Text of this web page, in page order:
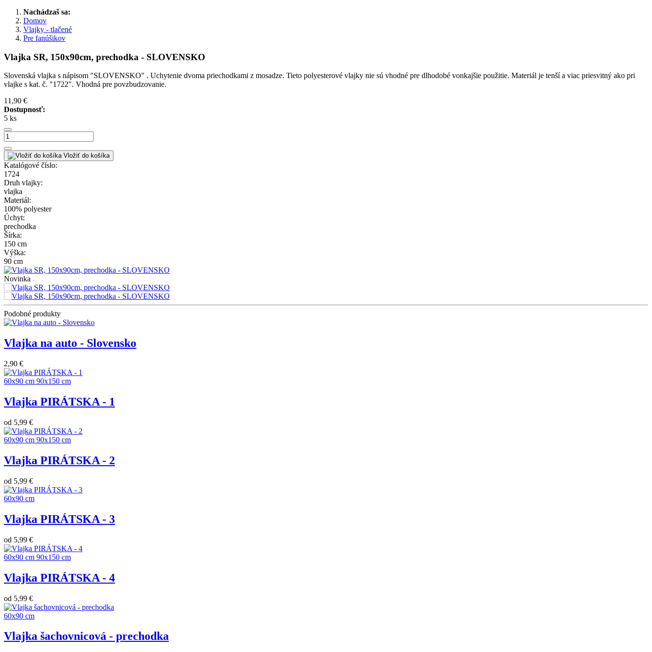
Nachádzaš sa:
Domov
Vlajky - tlačené
Pre fanúšikov
Vlajka SR, 150x90cm, prechodka - SLOVENSKO
Slovenská vlajka s nápisom "SLOVENSKO" . Uchytenie dvoma priechodkami z mosadze. Tieto polyesterové vlajky nie sú vhodné pre dlhodobé vonkajšie použitie. Materiál je tenší a viac priesvitný ako pri
vlajke s kat. č. "1722". Vhodná pre povzbudzovanie.
11,90 €
Dostupnosť:
5 ks
Vložiť do košíka
Katalógové číslo:
1724
Druh vlajky:
vlajka
Materiál:
100% polyester
Úchyt:
prechodka
Šírka:
150 cm
Výška:
90 cm
Novinka
Podobné produkty
Vlajka na auto - Slovensko
2,90 €
60x90 cm 90x150 cm
Vlajka PIRÁTSKA - 1
od 5,99 €
60x90 cm 90x150 cm
Vlajka PIRÁTSKA - 2
od 5,99 €
60x90 cm
Vlajka PIRÁTSKA - 3
od 5,99 €
60x90 cm 90x150 cm
Vlajka PIRÁTSKA - 4
od 5,99 €
60x90 cm
Vlajka šachovnicová - prechodka